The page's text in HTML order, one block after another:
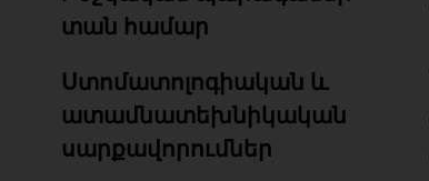
տան համար
Ստոմատոլոգիական և
ատամնատեխնիկական
սարքավորումներ